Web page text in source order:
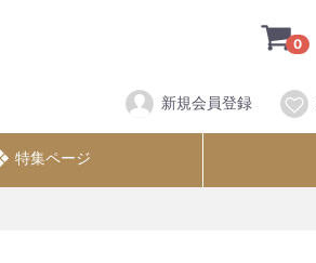
0
新規会員登録
特集ページ